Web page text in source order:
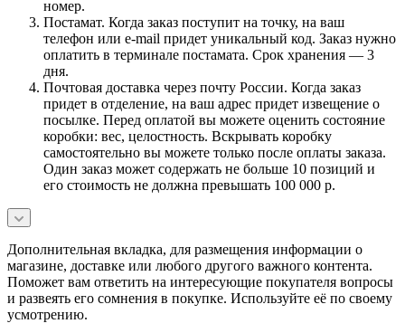
номер.
Постамат. Когда заказ поступит на точку, на ваш
телефон или e-mail придет уникальный код. Заказ нужно
оплатить в терминале постамата. Срок хранения — 3
дня.
Почтовая доставка через почту России. Когда заказ
придет в отделение, на ваш адрес придет извещение о
посылке. Перед оплатой вы можете оценить состояние
коробки: вес, целостность. Вскрывать коробку
самостоятельно вы можете только после оплаты заказа.
Один заказ может содержать не больше 10 позиций и
его стоимость не должна превышать 100 000 р.
Дополнительная вкладка, для размещения информации о
магазине, доставке или любого другого важного контента.
Поможет вам ответить на интересующие покупателя вопросы
и развеять его сомнения в покупке. Используйте её по своему
усмотрению.